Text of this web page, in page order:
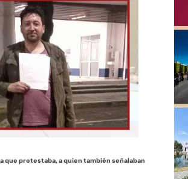
que protestaba, a quien también señalaban